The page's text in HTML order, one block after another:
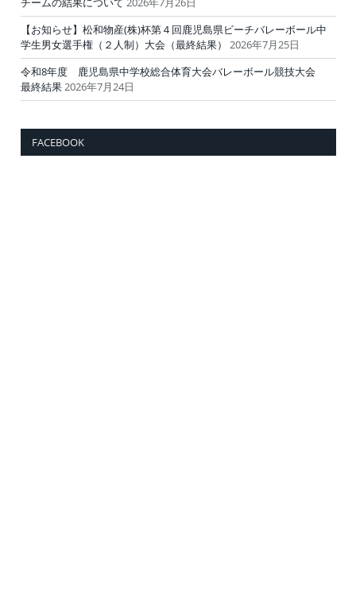
【お知らせ】松和物産(株)杯第４回鹿児島県ビーチバレーボール中
学生男女選手権（２人制）大会（最終結果）
2026年7月25日
令和8年度 鹿児島県中学校総合体育大会バレーボール競技大会
最終結果2026年7月24日
FACEBOOK